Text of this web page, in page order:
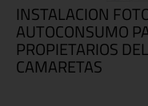
INSTALACION
AUTOCONSUMO
PROPIETARIOS
CAMARETAS